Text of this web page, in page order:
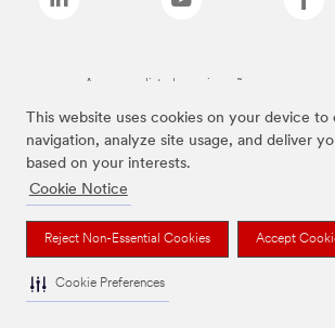
This website uses cookies on your device to
navigation, analyze site usage, and deliver
based on your interests.
Cookie Notice
Reject Non-Essential Cookies Accept
Cookie Preferences
As marcas listadas a cima são marcas